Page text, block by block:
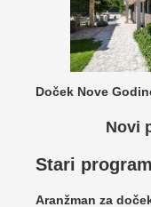
Doček Nove
Novi
Stari program
Aranžman za